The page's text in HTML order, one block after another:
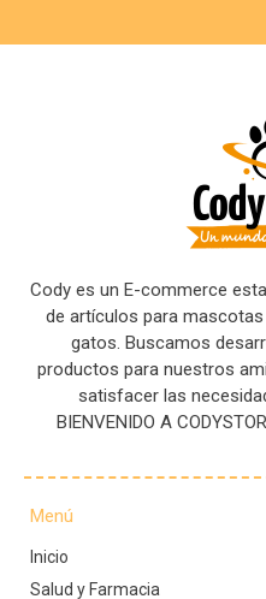
Cody es un E-commerce
de artículos para
gatos. Buscamos
productos para nuestros
satisfacer las
BIENVENIDO A
Menú
Inicio
Salud y Farmacia